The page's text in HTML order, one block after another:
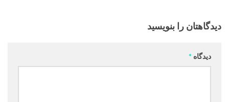
دیدگاهتان را بنویسید
دیدگاه *